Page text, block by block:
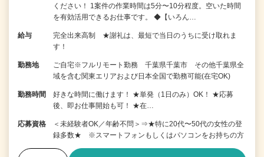
ください！ 1案件の作業時間は5分〜10分程度。空いた時間
を有効活用できるお仕事です。 ◆【いろん…
給与
完全出来高制 ★謝礼は、最短で当日のうちに受け取れま
す！
勤務地
ご自宅※フルリモート勤務 千葉県千葉市 その他千葉県全
域を含む関東エリアおよび日本全国で勤務可能(在宅OK)
勤務時間
好きな時間に働けます！ ★単発（1日のみ）OK！ ★応募
後、即お仕事開始も可！ ★在…
応募資格
＜未経験者OK／年齢不問＞⇒★特に20代〜50代の女性の登
録多数★ ※スマートフォンもしくはパソコンをお持ちの方